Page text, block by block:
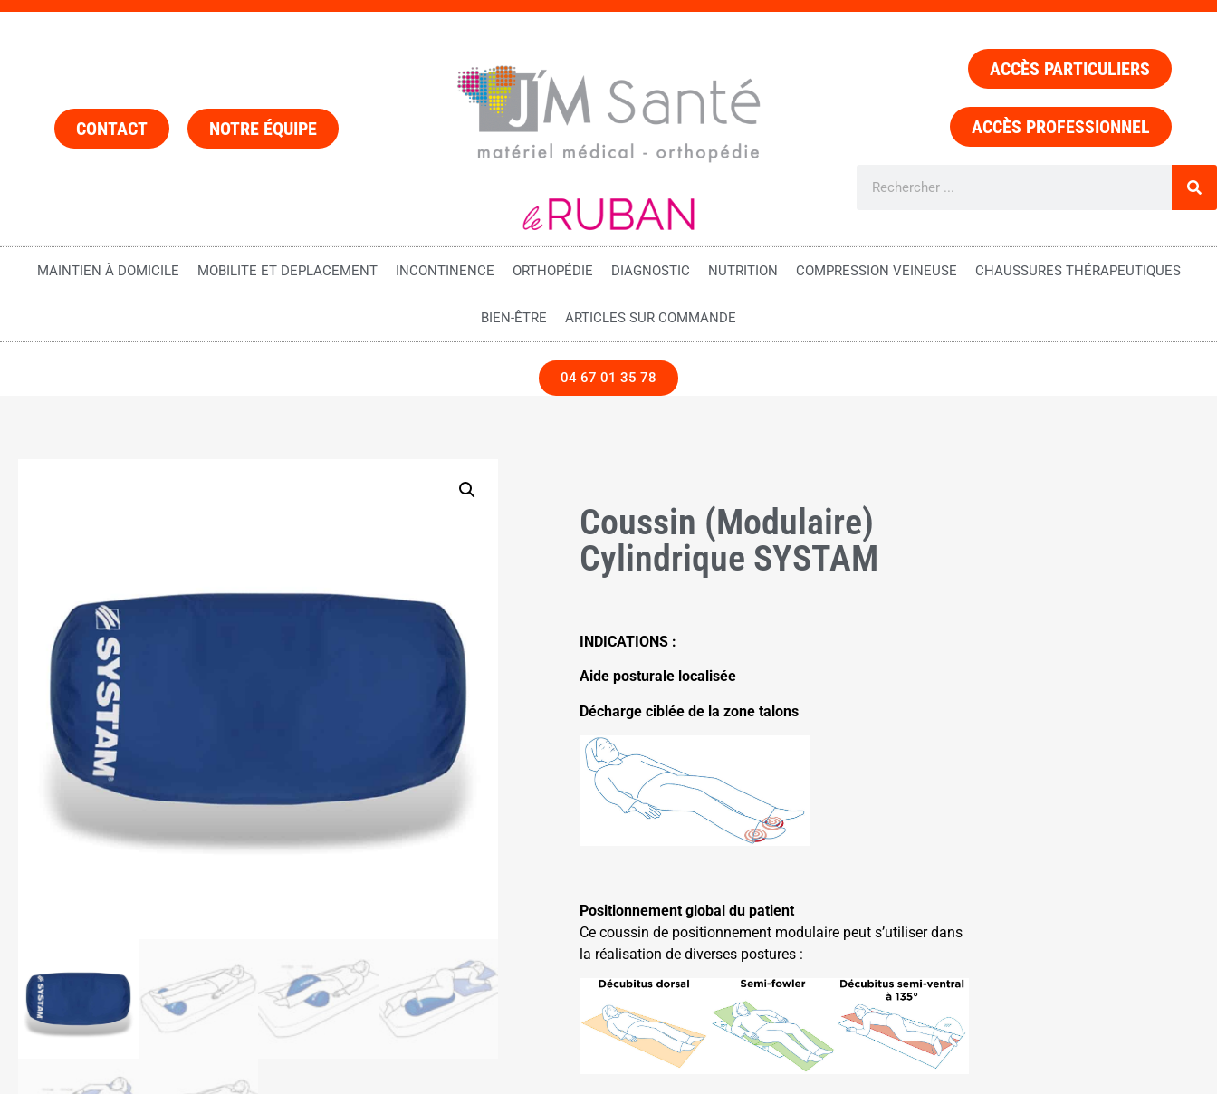
CONTACT NOTRE ÉQUIPE
ACCÈS PARTICULIERS
ACCÈS PROFESSIONNEL
MAINTIEN À DOMICILE MOBILITE ET DEPLACEMENT INCONTINENCE ORTHOPÉDIE DIAGNOSTIC NUTRITION COMPRESSION VEINEUSE CHAUSSURES THÉRAPEUTIQUES
BIEN-ÊTRE ARTICLES SUR COMMANDE
04 67 01 35 78
Coussin (modulaire)
Cylindrique SYSTAM
INDICATIONS :
Aide posturale localisée
Décharge ciblée de la zone talons
Positionnement global du patient
Ce coussin de positionnement modulaire peut s’utiliser dans
la réalisation de diverses postures :